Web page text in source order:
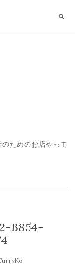
ためのお店やって
B854-